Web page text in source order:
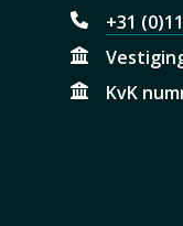
+31
KvK